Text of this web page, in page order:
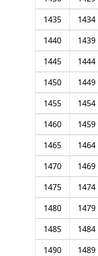
1434
1435
1439
1440
1444
1445
1449
1450
1454
1455
1459
1460
1464
1465
1469
1470
1474
1475
1479
1480
1484
1485
1489
1490